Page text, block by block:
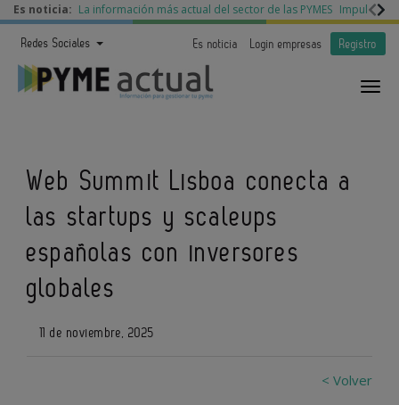
Es noticia: La información más actual del sector de las PYMES Impulso a
Redes Sociales Es noticia Login empresas Registro
Web Summit Lisboa conecta a
las startups y scaleups
españolas con inversores
globales
11 de noviembre, 2025
< Volver